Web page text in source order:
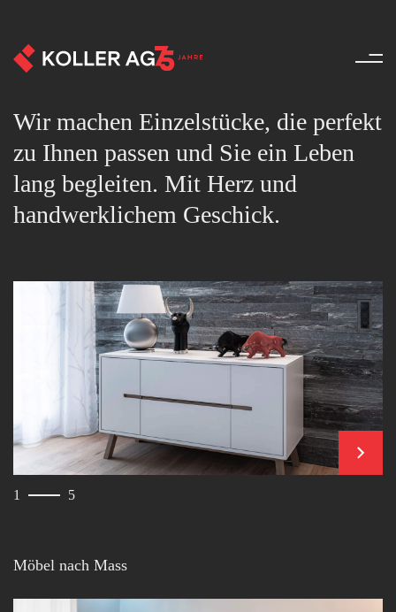
Möbel - Produkte - Koller AG
Wir machen Einzelstücke, die perfekt
zu Ihnen passen und Sie ein Leben
lang begleiten. Mit Herz und
handwerklichem Geschick.
1 5
Möbel nach Mass